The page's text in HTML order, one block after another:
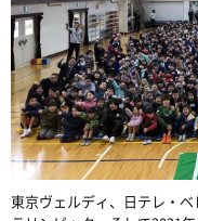
東京ヴェルディ、日テレ・